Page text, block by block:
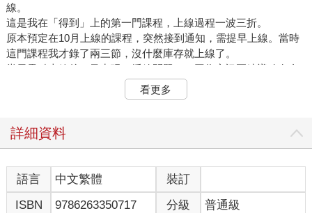
線。
這是我在「得到」上的第一門課程，上線過程一波三折。
原本預定在10月上線的課程，突然接到通知，需提早上線。當時
這門課程我才錄了兩三節，沒什麼庫存就上線了。
當天零點上線後，又出現了播放問題——因為音訊壓縮導致有金
屬音。我馬上拿出隨身攜帶的錄音筆，重新錄了一遍，更換了音
訊，折騰到淩晨一兩點才最終完成。
訂閱了《5分鐘商學院》。
2016年，是非常辛苦的一年。我有半年以上的時間都在出差的路
上，剩餘時間，每天都要花14個小時來做《5分鐘商學院》。
但是，一切都有了回報。一年後，這門課程已經有了14萬名學
看更多
詳細資料
語言 中文繁體
裝訂
ISBN
9786263350717 分級 普通級